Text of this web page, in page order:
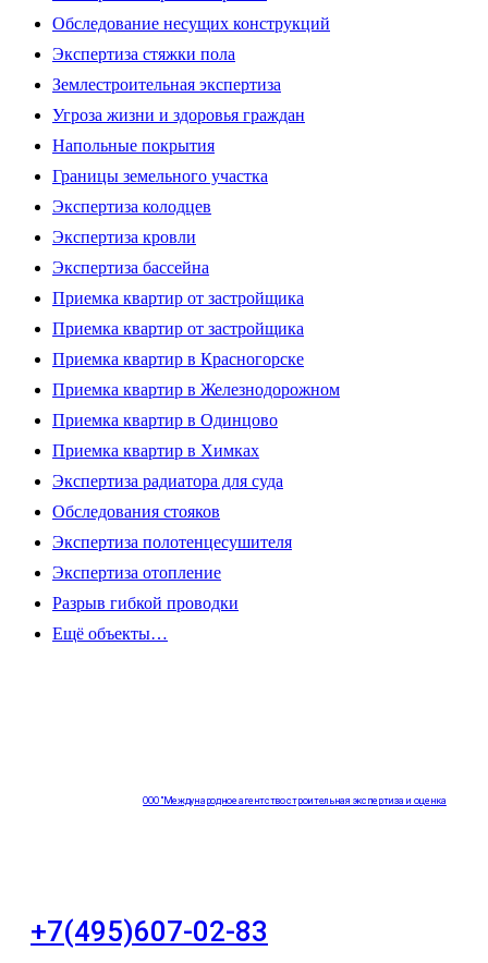
Обследование несущих конструкций
Экспертиза стяжки пола
Землестроительная экспертиза
Угроза жизни и здоровья граждан
Напольные покрытия
Границы земельного участка
Экспертиза колодцев
Экспертиза кровли
Экспертиза бассейна
Приемка квартир от застройщика
Приемка квартир от застройщика
Приемка квартир в Красногорске
Приемка квартир в Железнодорожном
Приемка квартир в Одинцово
Приемка квартир в Химках
Экспертиза радиатора для суда
Обследования стояков
Экспертиза полотенцесушителя
Экспертиза отопление
Разрыв гибкой проводки
Ещё объекты…
ООО "Международное агентство строительная экспертиза и оценка
+7(495)607-02-83